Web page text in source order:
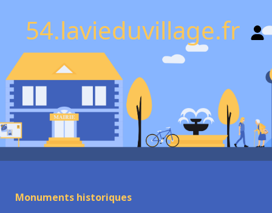
54.lavieduvillage.fr
Monuments historiques